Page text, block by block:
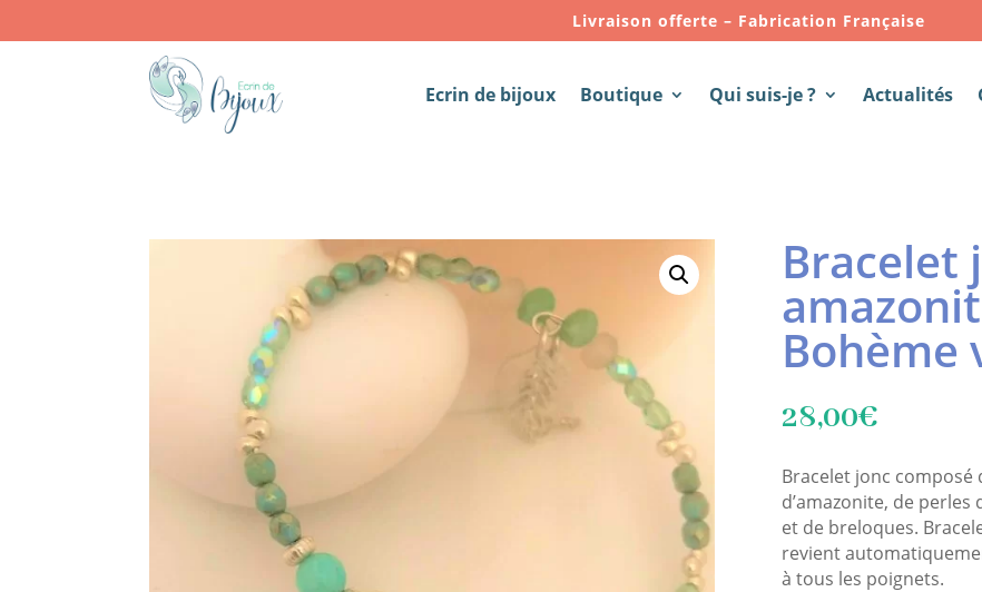
Livraison offerte – Fabrication Française
Ecrin de bijoux Boutique Qui suis-je ? Actualités
Bracelet
Bohème
28,00€
Bracelet jonc composé
d’amazonite, de perles
et de breloques.
revient
à tous les poignets.